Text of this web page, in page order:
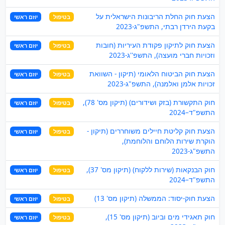
הצעת חוק החלת הריבונות הישראלית על
בקעת הירדן רבתי, התשפ"ג-2023
בטיפול יוזם ראשי
הצעת חוק לתיקון פקודת העיריות (חובות
וזכויות חברי מועצה), התשפ''ג-2023
בטיפול יוזם ראשי
הצעת חוק הביטוח הלאומי (תיקון - השוואת
זכויות אלמן ואלמנה), התשפ"ג-2023
בטיפול יוזם ראשי
חוק התקשורת (בזק ושידורים) (תיקון מס' 78),
התשפ"ד–2024
בטיפול יוזם ראשי
הצעת חוק קליטת חיילים משוחררים (תיקון -
הוקרת שירות הלוחם והלוחמת),
התשפ"ג-2023
בטיפול יוזם ראשי
חוק הבנקאות (שירות ללקוח) (תיקון מס' 37),
התשפ"ד–2024
בטיפול יוזם ראשי
הצעת חוק-יסוד: הממשלה (תיקון מס' 13) בטיפול יוזם ראשי
חוק תאגידי מים וביוב (תיקון מס' 15),
בטיפול יוזם ראשי